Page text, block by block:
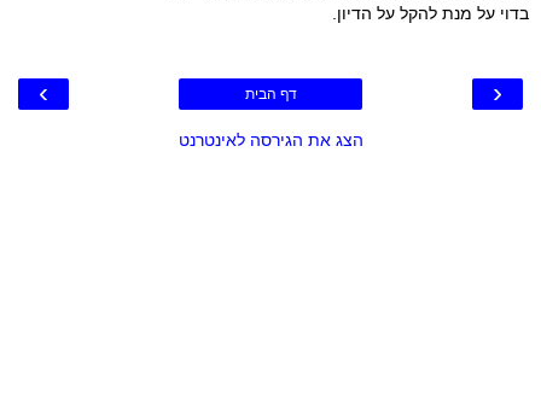
בדוי על מנת להקל על הדיון.
‹
› דף הבית
הצג את הגירסה לאינטרנט